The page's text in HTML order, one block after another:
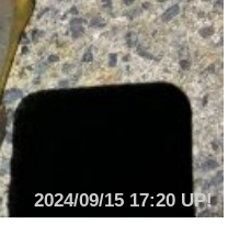
2024/09/15 17:20 UP!